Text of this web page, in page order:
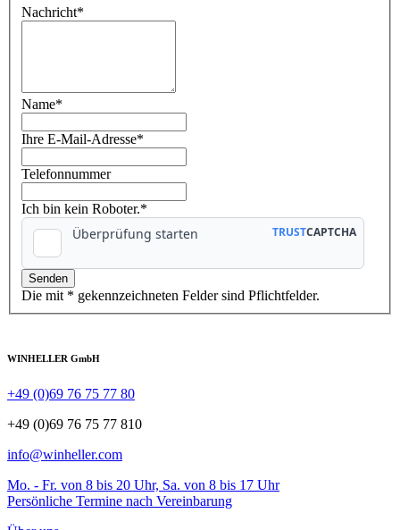
Nachricht*
Name*
Ihre E-Mail-Adresse*
Telefonnummer
Ich bin kein Roboter.*
Die mit * gekennzeichneten Felder sind Pflichtfelder.
WINHELLER GmbH
+49 (0)69 76 75 77 80
+49 (0)69 76 75 77 810
info@winheller.com
Mo. - Fr. von 8 bis 20 Uhr, Sa. von 8 bis 17 Uhr
Persönliche Termine nach Vereinbarung